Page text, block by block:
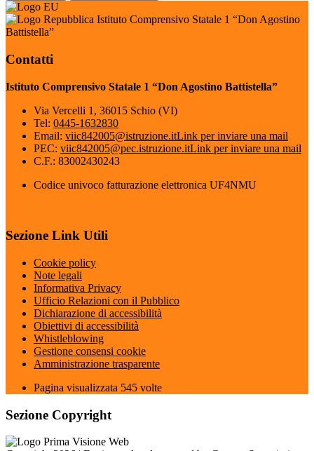
Istituto Comprensivo Statale 1 “Don Agostino
Battistella”
Contatti
Istituto Comprensivo Statale 1 “Don Agostino Battistella”
Via Vercelli 1, 36015 Schio (VI)
Tel: 0445-1632830
Email: viic842005@istruzione.itLink per inviare una mail
PEC: viic842005@pec.istruzione.itLink per inviare una mail
C.F.: 83002430243
Codice univoco fatturazione elettronica UF4NMU
Sezione Link Utili
Cookie policy
Note legali
Informativa Privacy
Ufficio Relazioni con il Pubblico
Dichiarazione di accessibilità
Obiettivi di accessibilità
Whistleblowing
Gestione consensi cookie
Amministrazione trasparente
Pagina visualizzata 545 volte
Sezione Copyright